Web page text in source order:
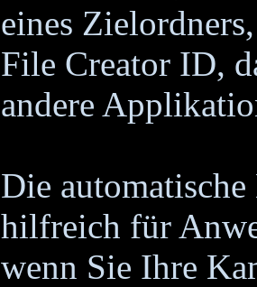
eines
File Creator ID,
andere
Die
hilfreich für
wenn Sie Ihre